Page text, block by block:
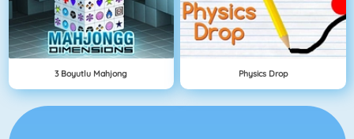
3 Boyutlu Mahjong Physics Drop